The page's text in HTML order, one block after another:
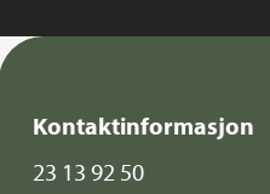
Kontaktinformasjon
23 13 92 50